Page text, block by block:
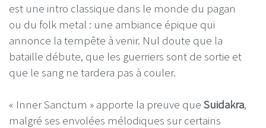
est une intro classique dans le monde du pagan
ou du folk metal : une ambiance épique qui
annonce la tempête à venir. Nul doute que la
bataille débute, que les guerriers sont de sortie et
que le sang ne tardera pas à couler.
« Inner Sanctum » apporte la preuve que Suidakra,
malgré ses envolées mélodiques sur certains